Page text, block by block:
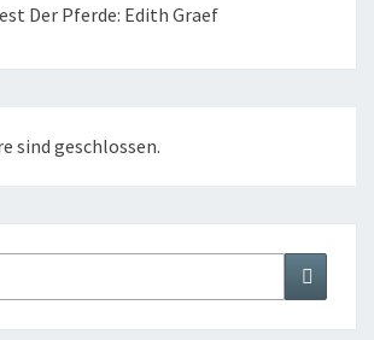
Der Pferde: Edith Graef
sind geschlossen.
Suchen